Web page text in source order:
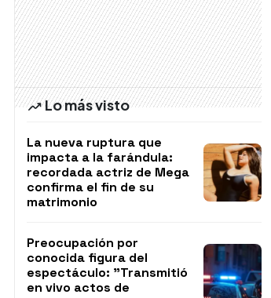
Lo más visto
La nueva ruptura que
impacta a la farándula:
recordada actriz de Mega
confirma el fin de su
matrimonio
Preocupación por
conocida figura del
espectáculo: "Transmitió
en vivo actos de